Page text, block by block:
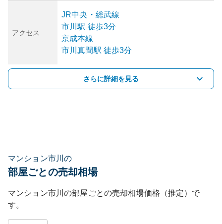
アクセス
JR中央・総武線
市川駅 徒歩3分
京成本線
市川真間駅 徒歩3分
さらに詳細を見る
マンション市川の
部屋ごとの売却相場
マンション市川の部屋ごとの売却相場価格（推定）で
す。